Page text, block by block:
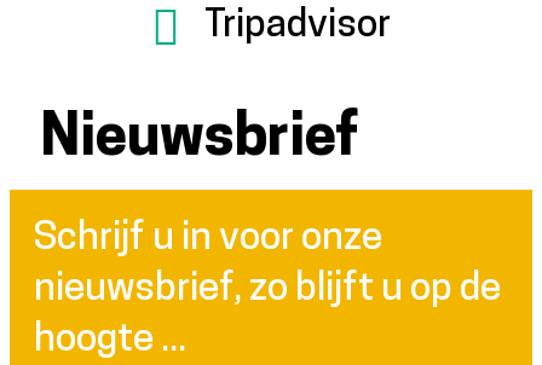
Tripadvisor
Nieuwsbrief
Schrijf u in voor onze
nieuwsbrief, zo blijft u op de
hoogte ...